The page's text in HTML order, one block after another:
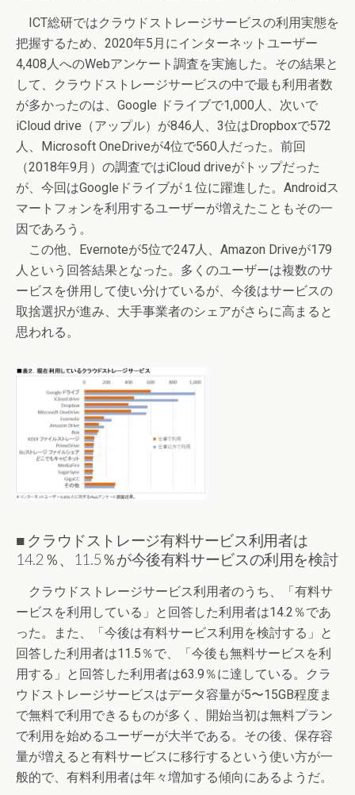
ICT総研ではクラウドストレージサービスの利用実態を
把握するため、2020年5月にインターネットユーザー
4,408人へのWebアンケート調査を実施した。その結果と
して、クラウドストレージサービスの中で最も利用者数
が多かったのは、Google ドライブで1,000人、次いで
iCloud drive（アップル）が846人、3位はDropboxで572
人、Microsoft OneDriveが4位で560人だった。前回
（2018年9月）の調査ではiCloud driveがトップだった
が、今回はGoogleドライブが１位に躍進した。Androidス
マートフォンを利用するユーザーが増えたこともその一
因であろう。
この他、Evernoteが5位で247人、Amazon Driveが179
人という回答結果となった。多くのユーザーは複数のサ
ービスを併用して使い分けているが、今後はサービスの
取捨選択が進み、大手事業者のシェアがさらに高まると
思われる。
■ クラウドストレージ有料サービス利用者は
14.2％、11.5％が今後有料サービスの利用を検討
クラウドストレージサービス利用者のうち、「有料サ
ービスを利用している」と回答した利用者は14.2％であ
った。また、「今後は有料サービス利用を検討する」と
回答した利用者は11.5％で、「今後も無料サービスを利
用する」と回答した利用者は63.9％に達している。クラ
ウドストレージサービスはデータ容量が5〜15GB程度ま
で無料で利用できるものが多く、開始当初は無料プラン
で利用を始めるユーザーが大半である。その後、保存容
量が増えると有料サービスに移行するという使い方が一
般的で、有料利用者は年々増加する傾向にあるようだ。